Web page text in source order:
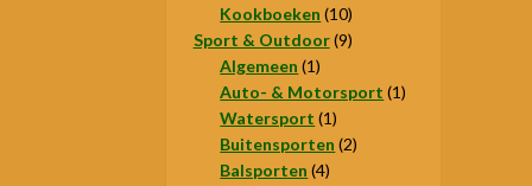
product
Kookboeken 1010
producten
Sport & Outdoor 99
Algemeen 11
product
Auto- & Motorsport 11
Watersport 11
product
Buitensporten 22
Balsporten 44